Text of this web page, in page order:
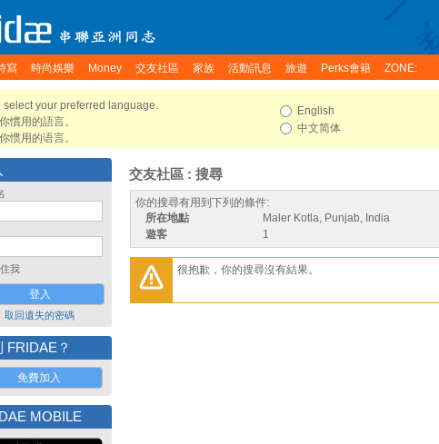
寫 時尚娛樂 Money 交友社區 家族 活動訊息 旅遊 Perks會籍 ZONE:
select your preferred language.
慣用的語言。
惯用的语言。
English
中文简体
我
取回遺失的密碼
FRIDAE？
免費加入
MOBILE
交友社區 : 搜尋
你的搜尋有用到下列的條件:
所在地點
Maler Kotla, Punjab, India
遊客
1
很抱歉，你的搜尋沒有結果。